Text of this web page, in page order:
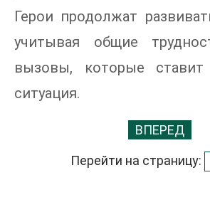
Герои продолжат
учитывая общие
вызовы, которые
ситуация.
ВПЕРЕД
Перейти на страницу: